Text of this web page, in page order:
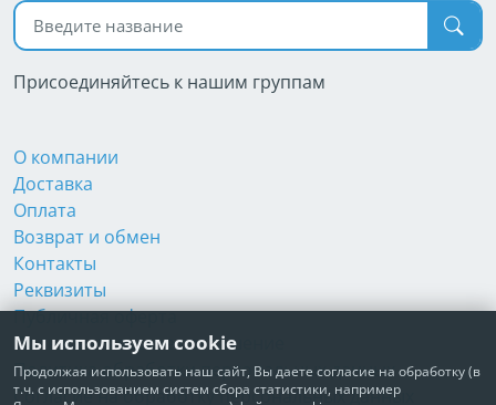
Поиск по названию
Присоединяйтесь к нашим группам
О компании
Доставка
Оплата
Возврат и обмен
Контакты
Реквизиты
Публичная оферта
Пользовательское соглашение
Политика обработки персональных данных
Согласие на обработку персональных данных
Мы используем cookie
Продолжая использовать наш сайт, Вы даете согласие на обработку (в
т.ч. с использованием систем сбора статистики, например